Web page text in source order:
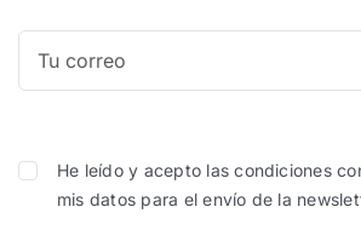
He leído y acepto las condiciones
mis datos para el envío de la